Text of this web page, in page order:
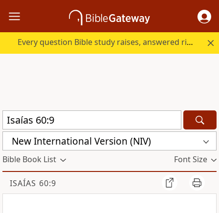
Every question Bible study raises, answered right here.
New International Version (NIV)
Bible Book List Font Size
ISAÍAS 60:9